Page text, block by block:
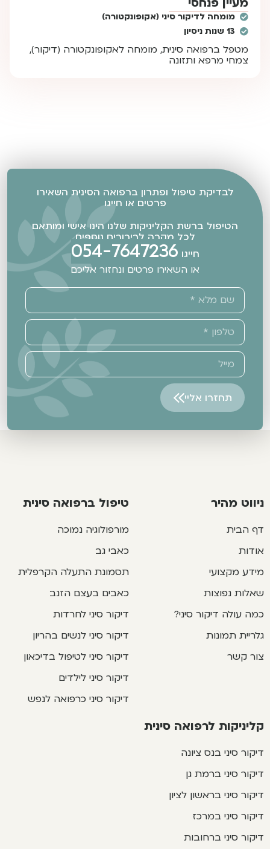
מעיין פנחסי
מומחה לדיקור סיני (אקופונקטורה)
13 שנות ניסיון
מטפל ברפואה סינית, מומחה לאקופונקטורה (דיקור),
צמחי מרפא ותזונה
לבדיקת טיפול ופתרון ברפואה הסינית השאירו
פרטים או חייגו
הטיפול ברשת הקליניקות שלנו הינו אישי ומותאם
לכל מקרה לבירורים נוספים
חייגו 054-7647236
או השאירו פרטים ונחזור אליכם
תחזרו אליי
ניווט מהיר
דף הבית
אודות
מידע מקצועי
שאלות נפוצות
כמה עולה דיקור סיני?
גלריית תמונות
צור קשר
טיפול ברפואה סינית
מורפולוגיה נמוכה
כאבי גב
תסמונת התעלה הקרפלית
כאבים בעצם הזנב
דיקור סיני לחרדות
דיקור סיני לנשים בהריון
דיקור סיני לטיפול בדיכאון
דיקור סיני לילדים
דיקור סיני כרפואה לנפש
קליניקות לרפואה סינית
דיקור סיני בנס ציונה
דיקור סיני ברמת גן
דיקור סיני בראשון לציון
דיקור סיני במרכז
דיקור סיני ברחובות